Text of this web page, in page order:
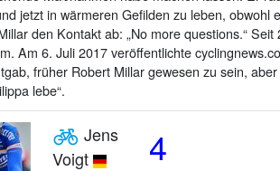
jetzt in wärmeren Gefilden zu leben, obwohl
den Kontakt ab: „No more questions.“
Am 6. Juli 2017 veröffentlichte
früher Robert Millar gewesen zu sein,
lebe“.
Jens
Voigt
4